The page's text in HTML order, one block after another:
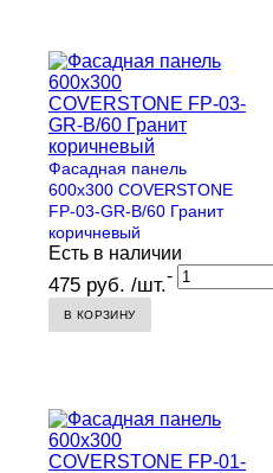
Фасадная панель
600х300 COVERSTONE
FP-03-GR-B/60 Гранит
коричневый
Есть в наличии
475 руб. /шт.-
В КОРЗИНУ